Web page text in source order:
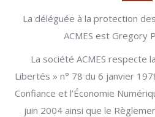
La déléguée à la protection
ACMES est Gregory
La société ACMES respecte
Libertés » n° 78 du 6 janvier
Confiance et l’Économie
juin 2004 ainsi que le